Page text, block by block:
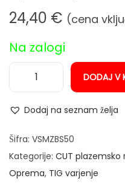
24,40 € (cena
Na zalogi
a
č
n
DODAJ V
Dodaj na seznam želja
Šifra: VSMZBS50
Kategorije: CUT plazemsko
Oprema, TIG varjenje